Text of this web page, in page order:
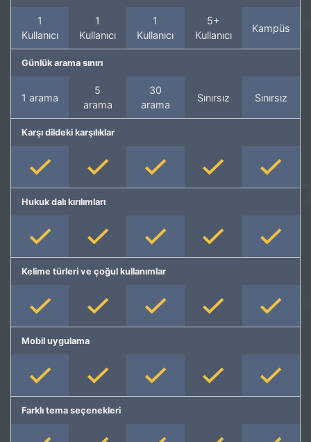
1
Kullanıcı
1
Kullanıcı
1
Kullanıcı
5+
Kullanıcı
Kampüs
Günlük arama sınırı
1 arama
5
arama
30
arama
Sınırsız Sınırsız
Karşı dildeki karşılıklar
Hukuk dalı kırılımları
Kelime türleri ve çoğul kullanımlar
Mobil uygulama
Farklı tema seçenekleri